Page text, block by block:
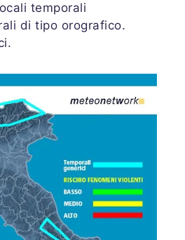
temporali
di tipo orografico.